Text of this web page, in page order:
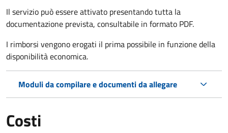
Il servizio può essere attivato presentando tutta la
documentazione prevista, consultabile in formato PDF.
I rimborsi vengono erogati il prima possibile in funzione della
disponibilità economica.
Moduli da compilare e documenti da allegare
Costi